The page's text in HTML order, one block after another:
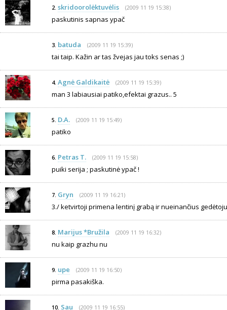
2. skridoorolėktuvėlis (2009 11 19 15:38)
paskutinis sapnas ypač
3. batuda (2009 11 19 15:39)
tai taip. Kažin ar tas žvejas jau toks senas ;)
4. Agnė Galdikaitė (2009 11 19 15:39)
man 3 labiausiai patiko,efektai grazus.. 5
5. D.A. (2009 11 19 15:49)
patiko
6. Petras T. (2009 11 19 15:58)
puiki serija ; paskutinė ypač !
7. Gryn (2009 11 19 16:21)
3./ ketvirtoji primena lentinį grabą ir nueinančius
8. Marijus *Bružila (2009 11 19 16:32)
nu kaip grazhu nu
9. upe (2009 11 19 16:50)
pirma pasakiška.
10. Sau (2009 11 19 16:55)